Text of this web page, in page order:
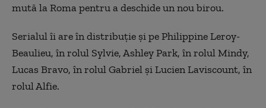
mută la Roma pentru a deschide un nou birou.
Serialul îi are în distribuţie şi pe Philippine Leroy-
Beaulieu, în rolul Sylvie, Ashley Park, în rolul Mindy,
Lucas Bravo, în rolul Gabriel şi Lucien Laviscount, în
rolul Alfie.